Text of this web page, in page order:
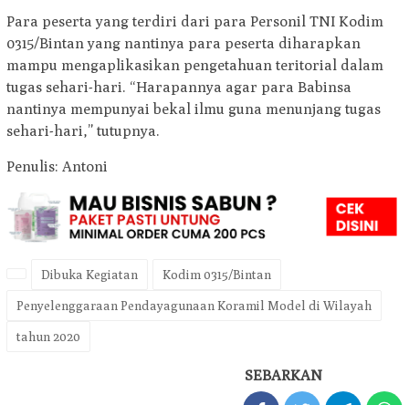
Para peserta yang terdiri dari para Personil TNI Kodim
0315/Bintan yang nantinya para peserta diharapkan
mampu mengaplikasikan pengetahuan teritorial dalam
tugas sehari-hari. “Harapannya agar para Babinsa
nantinya mempunyai bekal ilmu guna menunjang tugas
sehari-hari,” tutupnya.
Penulis: Antoni
Dibuka Kegiatan Kodim 0315/Bintan
Penyelenggaraan Pendayagunaan Koramil Model di Wilayah
tahun 2020
SEBARKAN